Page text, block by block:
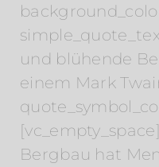
und blühende
einem Mark
Bergbau hat